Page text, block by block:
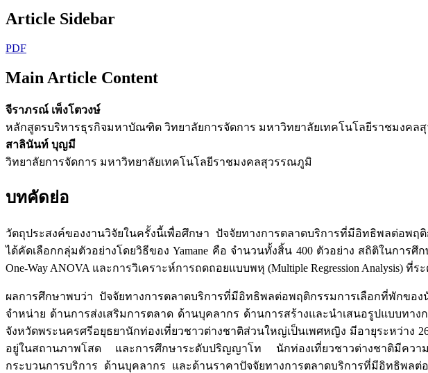
Article Sidebar
PDF
Main Article Content
จีราภรณ์ เพ็งโตวงษ์
หลักสูตรบริหารธุรกิจมหาบัณฑิต วิทยาลัยการจัดการ มหาวิทยาลัยเทคโนโลยีราชมงคล
สาลินันท์ บุญมี
วิทยาลัยการจัดการ มหาวิทยาลัยเทคโนโลยีราชมงคลสุวรรณภูมิ
บทคัดย่อ
วัตถุประสงค์ของงานวิจัยในครั้งนี้เพื่อศึกษา ปัจจัยทางการตลาดบริการที่มีอิทธิพลต่อพ
ได้คัดเลือกกลุ่มตัวอย่างโดยวิธีของ Yamane คือ จำนวนทั้งสิ้น 400 ตัวอย่าง สถิติในการ
One-Way ANOVA และการวิเคราะห์การถดถอยแบบพหุ (Multiple Regression Analysis) ที่
ผลการศึกษาพบว่า ปัจจัยทางการตลาดบริการที่มีอิทธิพลต่อพฤติกรรมการเลือกที่พักข
จำหน่าย ด้านการส่งเสริมการตลาด ด้านบุคลากร ด้านการสร้างและนำเสนอรูปแบบท
จังหวัดพระนครศรีอยุธยานักท่องเที่ยวชาวต่างชาติส่วนใหญ่เป็นเพศหญิง มีอายุระหว่าง
อยู่ในสถานภาพโสด และการศึกษาระดับปริญญาโท นักท่องเที่ยวชาวต่างชาติมีคว
กระบวนการบริการ ด้านบุคลากร และด้านราคาปัจจัยทางการตลาดบริการที่มีอิทธิพล